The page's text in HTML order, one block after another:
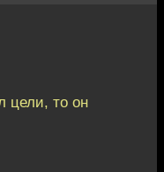
цели, то он